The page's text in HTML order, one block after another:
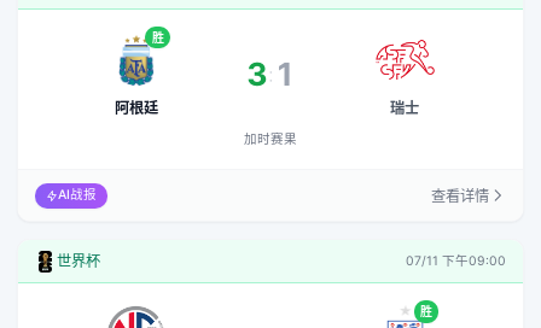
胜
阿根廷
3: 1
加时赛果
瑞士
加时赛果
AI战报 查看详情
世界杯 07/11 下午09:00
胜